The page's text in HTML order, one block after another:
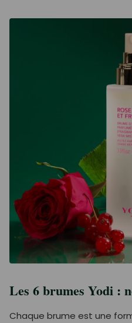
Les 6 brumes Yodi :
Chaque brume est une